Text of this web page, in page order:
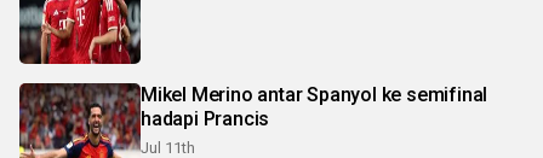
Mikel Merino antar Spanyol ke semifinal
hadapi Prancis
Jul 11th